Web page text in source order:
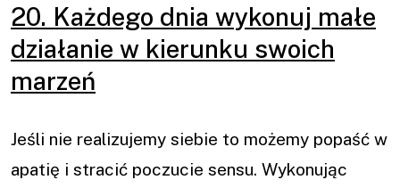
20. Każdego dnia wykonuj małe
działanie w kierunku swoich
marzeń
Jeśli nie realizujemy siebie to możemy popaść w
apatię i stracić poczucie sensu. Wykonując